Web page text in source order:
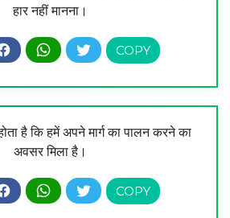
हार नहीं मानना।
है कि हमें अपने मार्ग का पालन करने का
अवसर मिला है।